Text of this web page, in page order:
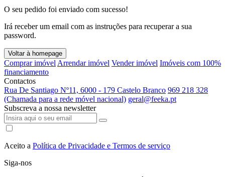
O seu pedido foi enviado com sucesso!
Irá receber um email com as instruções para recuperar a sua
password.
Voltar à homepage
Comprar imóvel Arrendar imóvel Vender imóvel Imóveis com 100%
financiamento
Contactos
Rua De Santiago Nº11, 6000 - 179 Castelo Branco 969 218 328
(Chamada para a rede móvel nacional) geral@feeka.pt
Subscreva a nossa newsletter
Aceito a Política de Privacidade e Termos de serviço
Siga-nos